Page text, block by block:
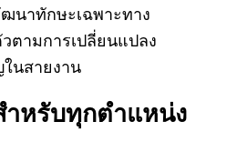
นาทักษะเฉพาะทาง
ตามการเปลี่ยนแปลง
นสายงาน
หรับทุกตำแหน่ง